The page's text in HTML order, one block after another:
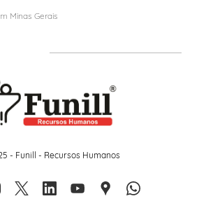
Minas Gerais
- Funill - Recursos Humanos